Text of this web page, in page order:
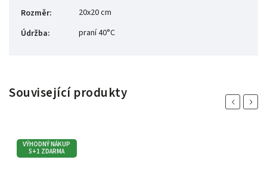
Rozměr:
20x20 cm
Údržba: praní 40°C
Související produkty
Previous
VÝHODNÝ NÁKUP
5+1 ZDARMA
Next